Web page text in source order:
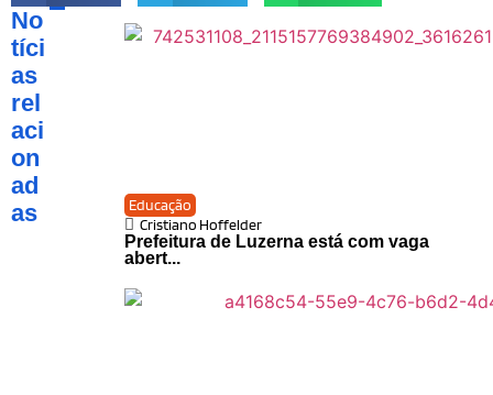
No
tíci
as
rel
aci
on
ad
as
Educação
Cristiano Hoffelder
Prefeitura de Luzerna está com vaga
abert...